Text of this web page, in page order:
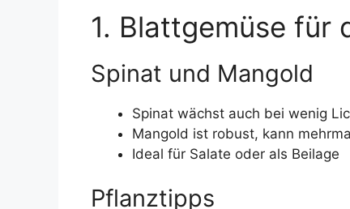
1. Blattgemüse für
Spinat und Mangold
Spinat wächst auch bei wenig
Mangold ist robust, kann
Ideal für Salate oder als Beilage
Pflanztipps